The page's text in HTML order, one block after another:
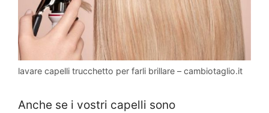
lavare capelli trucchetto per farli brillare – cambiotaglio.it
Anche se i vostri capelli sono